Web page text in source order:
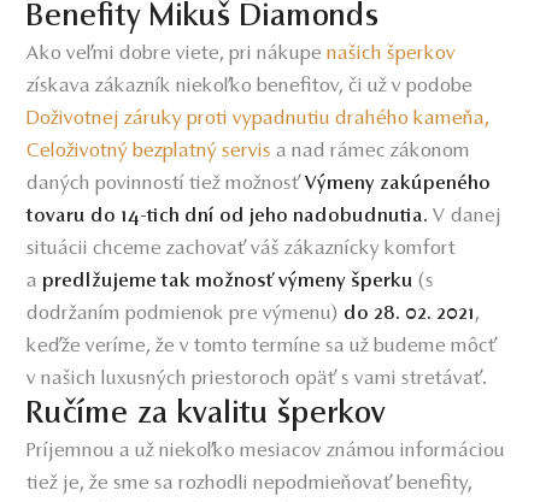
Benefity Mikuš Diamonds
Ako veľmi dobre viete, pri nákupe našich šperkov
získava zákazník niekoľko benefitov, či už v podobe
Doživotnej záruky proti vypadnutiu drahého kameňa,
Celoživotný bezplatný servis a nad rámec zákonom
daných povinností tiež možnosťVýmeny zakúpeného
tovaru do 14-tich dní od jeho nadobudnutia. V danej
situácii chceme zachovať váš zákaznícky komfort
a predlžujeme tak možnosť výmeny šperku(s
dodržaním podmienok pre výmenu) do 28. 02. 2021,
keďže veríme, že v tomto termíne sa už budeme môcť
v našich luxusných priestoroch opäť s vami stretávať.
Ručíme za kvalitu šperkov
Príjemnou a už niekoľko mesiacov známou informáciou
tiež je, že sme sa rozhodli nepodmieňovať benefity,